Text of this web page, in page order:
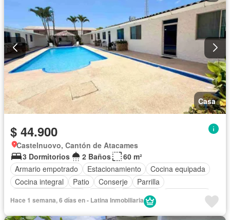
Casa
$ 44.900
Castelnuovo, Cantón de Atacames
3 Dormitorios
2 Baños
60 m²
Armario empotrado
Estacionamiento
Cocina equipada
Cocina integral
Patio Conserje
Parrilla
Seguridad
Solo familias
Hace 1 semana, 6 días en - Latina Inmobiliaria